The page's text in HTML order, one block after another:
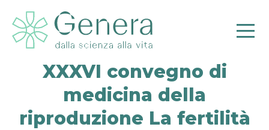
XXXVI convegno di
medicina della
riproduzione La fertilità